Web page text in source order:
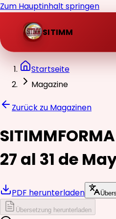
Zum Hauptinhalt springen
SITIMM
Startseite
Magazine
Zurück zu Magazinen
27 al 31 de
PDF herunterladen
Übersetzung herunterladen